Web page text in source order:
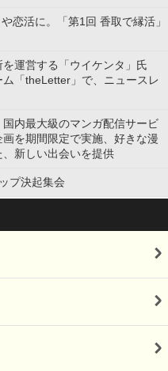
恋活に。「第1回 香取で縁活」
運営する「ウイケンタ」氏
「theLetter」で、ニュースレ
内最大級のマンガ配信サービ
を期間限定で実施、好きな漫
新しい出会いを提供
プ決起集会